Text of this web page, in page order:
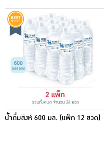
น้ำดื่มสิงห์ 600 มล. (แพ็ก 12 ขวด)